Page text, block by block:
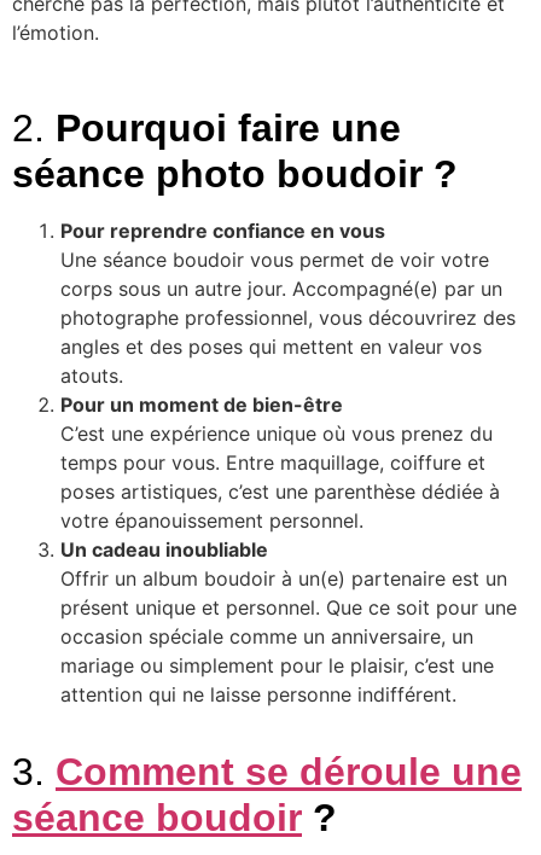
l’émotion.
2. Pourquoi faire une
séance photo boudoir ?
Pour reprendre confiance en vous
Une séance boudoir vous permet de voir votre
corps sous un autre jour. Accompagné(e) par un
photographe professionnel, vous découvrirez des
angles et des poses qui mettent en valeur vos
atouts.
Pour un moment de bien-être
C’est une expérience unique où vous prenez du
temps pour vous. Entre maquillage, coiffure et
poses artistiques, c’est une parenthèse dédiée à
votre épanouissement personnel.
Un cadeau inoubliable
Offrir un album boudoir à un(e) partenaire est un
présent unique et personnel. Que ce soit pour une
occasion spéciale comme un anniversaire, un
mariage ou simplement pour le plaisir, c’est une
attention qui ne laisse personne indifférent.
3. Comment se déroule une
séance boudoir ?